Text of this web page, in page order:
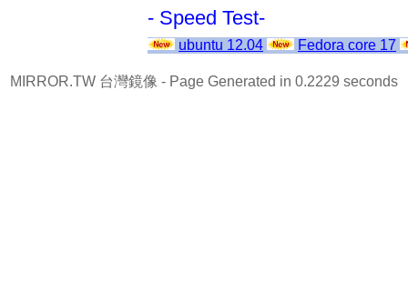
- Speed Test-
ubuntu 12.04 Fedora core 17
MIRROR.TW 台灣鏡像 - Page Generated in 0.2229 seconds